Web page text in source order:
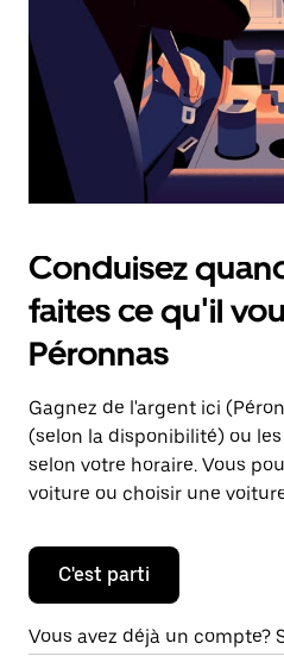
d'échappement
pour
fermer
calendrier.
Conduisez
faites ce qu'il
Péronnas
Gagnez de l'argent ici
(selon la disponibilité) ou
selon votre horaire. Vous
voiture ou choisir une
C'est parti
Vous avez déjà un compte?